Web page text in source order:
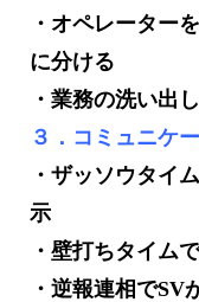
・オペレーター
に分ける
・業務の洗い出
３．コミュニケ
・ザッソウタイ
示
・壁打ちタイム
・逆報連相でSV